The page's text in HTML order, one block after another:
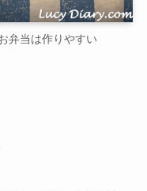
弁当は作りやすい